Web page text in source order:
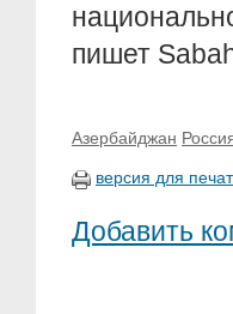
пишет
Азербайджан
версия для
Добавить